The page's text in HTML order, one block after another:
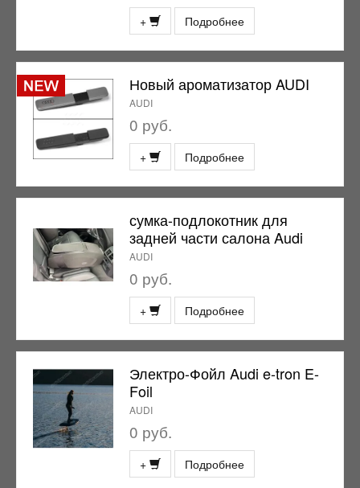
+ Подробнее
Новый ароматизатор AUDI
AUDI
0 руб.
+ Подробнее
сумка-подлокотник для
задней части салона Audi
AUDI
0 руб.
+ Подробнее
Электро-Фойл Audi e-tron E-
Foil
AUDI
0 руб.
+ Подробнее